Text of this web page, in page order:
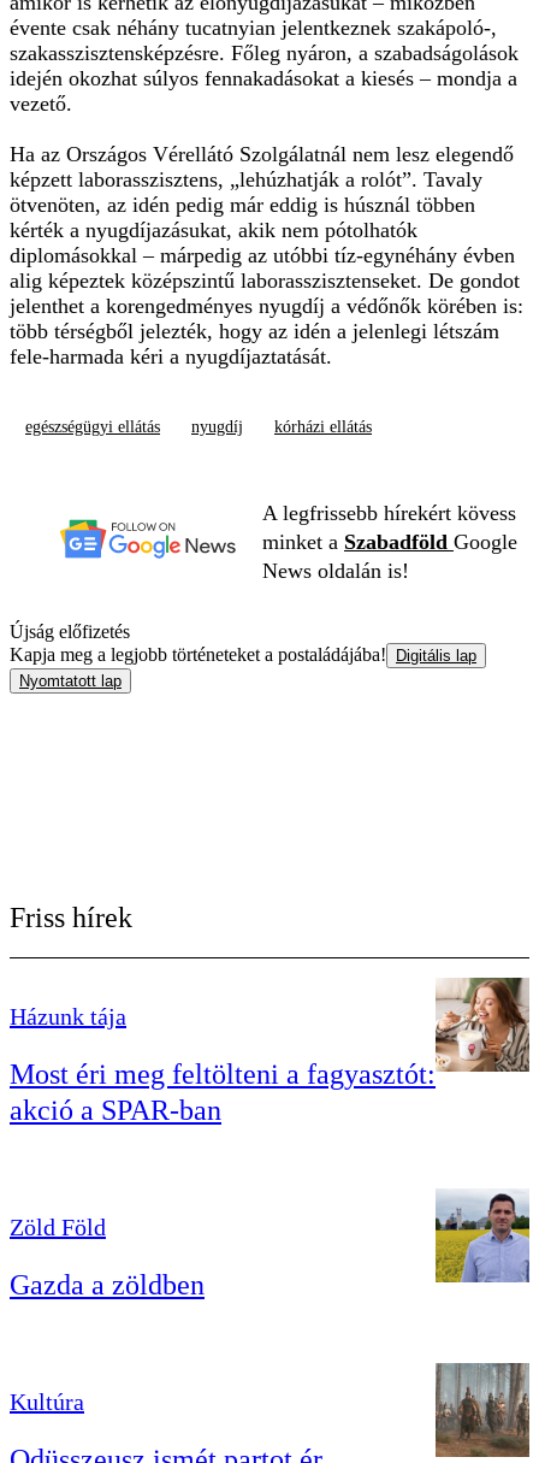
évente csak néhány tucatnyian jelentkeznek szakápoló-,
szakasszisztensképzésre. Főleg nyáron, a szabadságolások
idején okozhat súlyos fennakadásokat a kiesés – mondja a
vezető.
Ha az Országos Vérellátó Szolgálatnál nem lesz elegendő
képzett laborasszisztens, „lehúzhatják a rolót”. Tavaly
ötvenöten, az idén pedig már eddig is húsznál többen
kérték a nyugdíjazásukat, akik nem pótolhatók
diplomásokkal – márpedig az utóbbi tíz-egynéhány évben
alig képeztek középszintű laborasszisztenseket. De gondot
jelenthet a korengedményes nyugdíj a védőnők körében is:
több térségből jelezték, hogy az idén a jelenlegi létszám
fele-harmada kéri a nyugdíjaztatását.
egészségügyi ellátás nyugdíj kórházi ellátás
A legfrissebb hírekért kövess
minket a Szabadföld Google
News oldalán is!
Újság előfizetés
Kapja meg a legjobb történeteket a postaládájába!
Digitális lap
Nyomtatott lap
Friss hírek
Házunk tája
Most éri meg feltölteni a fagyasztót:
akció a SPAR-ban
Zöld Föld
Gazda a zöldben
Kultúra